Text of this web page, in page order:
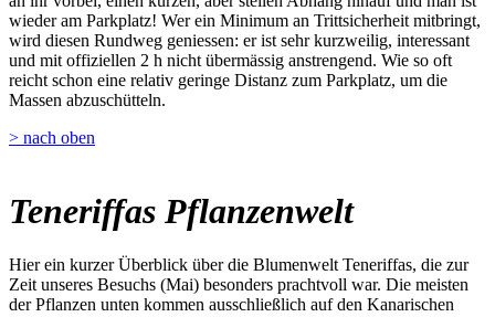
wieder am Parkplatz! Wer ein Minimum an Trittsicherheit mitbringt,
wird diesen Rundweg geniessen: er ist sehr kurzweilig, interessant
und mit offiziellen 2 h nicht übermässig anstrengend. Wie so oft
reicht schon eine relativ geringe Distanz zum Parkplatz, um die
Massen abzuschütteln.
> nach oben
Teneriffas Pflanzenwelt
Hier ein kurzer Überblick über die Blumenwelt Teneriffas, die zur
Zeit unseres Besuchs (Mai) besonders prachtvoll war. Die meisten
der Pflanzen unten kommen ausschließlich auf den Kanarischen